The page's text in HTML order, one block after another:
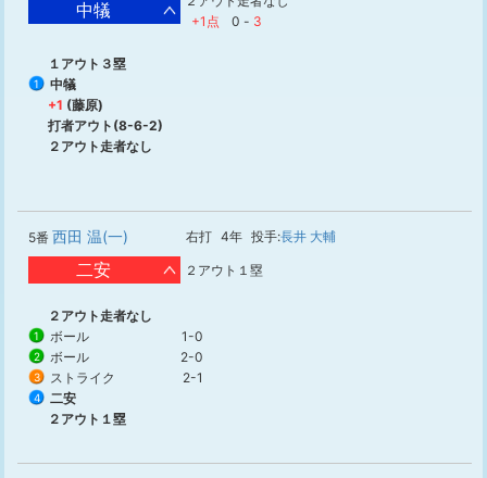
中犠
+1点
0 - 3
１アウト３塁
1
中犠
+1 (藤原)
打者アウト(8-6-2)
２アウト走者なし
5番 西田 温(一) 右打 4年 投手:長井 大輔
二安 ２アウト１塁
２アウト走者なし
1 ボール 1-0
2 ボール 2-0
3 ストライク 2-1
4
二安
２アウト１塁